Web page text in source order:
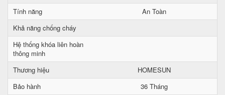
Tính năng
An Toàn
Khả năng chống cháy
Hệ thống khóa liên hoàn
thông minh
Thương hiệu
HOMESUN
Bảo hành
36 Tháng